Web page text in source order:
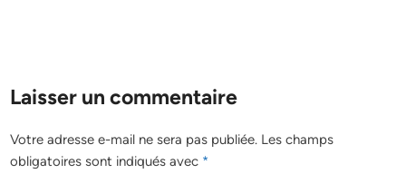
Laisser un commentaire
Votre adresse e-mail ne sera pas publiée. Les champs
obligatoires sont indiqués avec *